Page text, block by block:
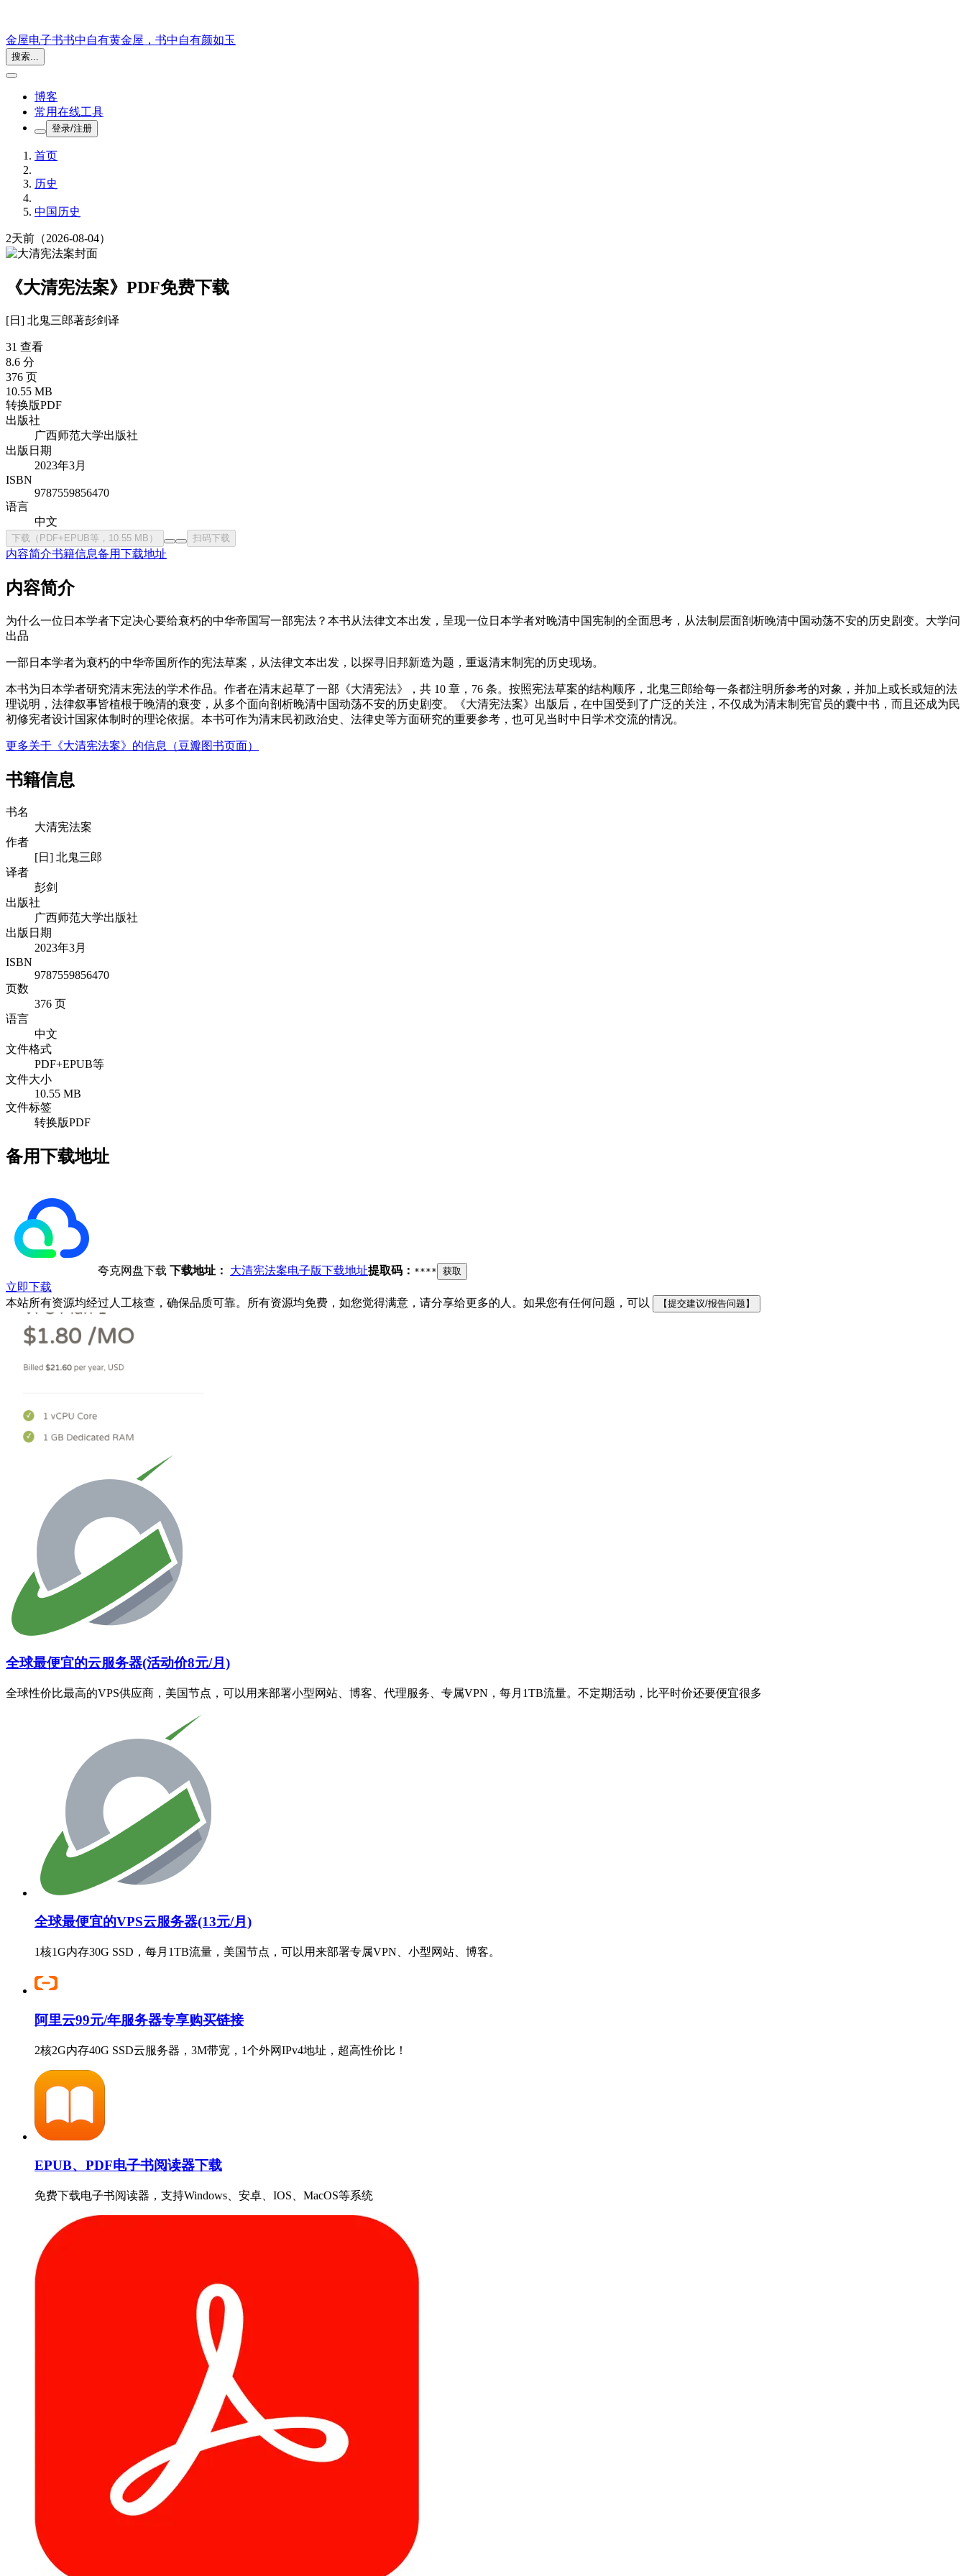
金屋电子书书中自有黄金屋，书中自有颜如玉
搜索...
博客
常用在线工具
登录/注册
首页
历史
中国历史
2天前 （2026-08-04）
《大清宪法案》PDF免费下载
[日] 北鬼三郎著彭剑译
31 查看
8.6 分
376 页
10.55 MB
转换版PDF
出版社
广西师范大学出版社
出版日期
2023年3月
ISBN
9787559856470
语言
中文
下载（PDF+EPUB等，10.55 MB） 扫码下载
内容简介书籍信息备用下载地址
内容简介
为什么一位日本学者下定决心要给衰朽的中华帝国写一部宪法？本书从法律文本出发，呈现一位日本学者对晚清中国宪制的全面思考，从法制层面剖析晚清中国动荡不安的历史剧变。大学问
出品
一部日本学者为衰朽的中华帝国所作的宪法草案，从法律文本出发，以探寻旧邦新造为题，重返清末制宪的历史现场。
本书为日本学者研究清末宪法的学术作品。作者在清末起草了一部《大清宪法》，共 10 章，76 条。按照宪法草案的结构顺序，北鬼三郎给每一条都注明所参考的对象，并加上或长或短的法
理说明，法律叙事皆植根于晚清的衰变，从多个面向剖析晚清中国动荡不安的历史剧变。《大清宪法案》出版后，在中国受到了广泛的关注，不仅成为清末制宪官员的囊中书，而且还成为民
初修宪者设计国家体制时的理论依据。本书可作为清末民初政治史、法律史等方面研究的重要参考，也可见当时中日学术交流的情况。
更多关于《大清宪法案》的信息（豆瓣图书页面）
书籍信息
书名
大清宪法案
作者
[日] 北鬼三郎
译者
彭剑
出版社
广西师范大学出版社
出版日期
2023年3月
ISBN
9787559856470
页数
376 页
语言
中文
文件格式
PDF+EPUB等
文件大小
10.55 MB
文件标签
转换版PDF
备用下载地址
夸克网盘下载 下载地址： 大清宪法案电子版下载地址提取码： **** 获取
立即下载
本站所有资源均经过人工核查，确保品质可靠。所有资源均免费，如您觉得满意，请分享给更多的人。如果您有任何问题，可以
【提交建议/报告问题】
全球最便宜的云服务器(活动价8元/月)
全球性价比最高的VPS供应商，美国节点，可以用来部署小型网站、博客、代理服务、专属VPN，每月1TB流量。不定期活动，比平时价还要便宜很多
全球最便宜的VPS云服务器(13元/月)
1核1G内存30G SSD，每月1TB流量，美国节点，可以用来部署专属VPN、小型网站、博客。
阿里云99元/年服务器专享购买链接
2核2G内存40G SSD云服务器，3M带宽，1个外网IPv4地址，超高性价比！
EPUB、PDF电子书阅读器下载
免费下载电子书阅读器，支持Windows、安卓、IOS、MacOS等系统